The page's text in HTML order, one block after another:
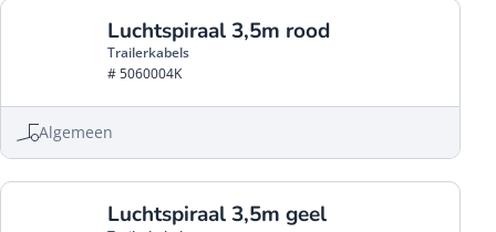
Luchtspiraal 3,5m rood
Trailerkabels
# 5060004K
Algemeen
Luchtspiraal 3,5m geel